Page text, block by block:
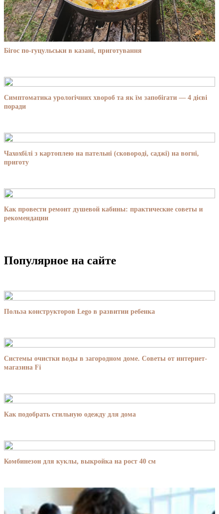
Бігос по-гуцульськи в казані, приготування
Симптоматика урологічних хвороб та як їм запобігати — 4 дієві
поради
Чахохбілі з картоплею на пательні (сковороді, саджі) на вогні,
приготу
Как провести ремонт душевой кабины: практические советы и
рекомендации
Популярное на сайте
Польза конструкторов Lego в развитии ребенка
Системы очистки воды в загородном доме. Советы от интернет-
магазина Fi
Как подобрать стильную одежду для дома
Комбинезон для куклы, выкройка на рост 40 см